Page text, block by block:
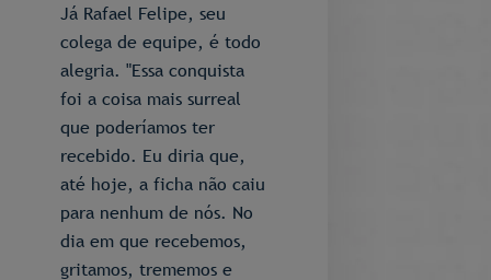
Já Rafael Felipe, seu
colega de equipe, é todo
alegria. "Essa conquista
foi a coisa mais surreal
que poderíamos ter
recebido. Eu diria que,
até hoje, a ficha não caiu
para nenhum de nós. No
dia em que recebemos,
gritamos, trememos e